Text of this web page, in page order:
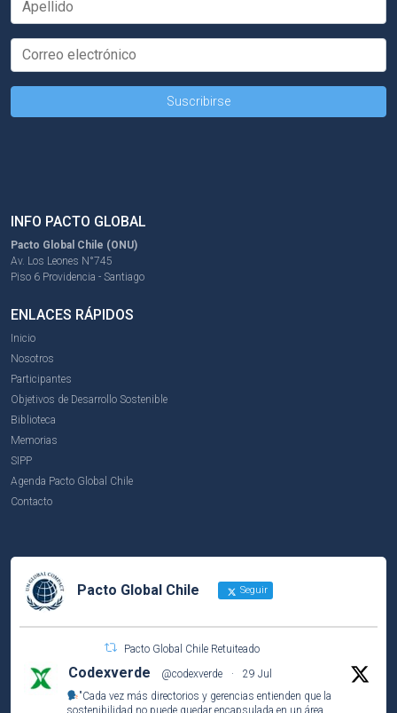
INFO PACTO GLOBAL
Pacto Global Chile (ONU)
Av. Los Leones N°745
Piso 6 Providencia - Santiago
ENLACES RÁPIDOS
Inicio
Nosotros
Participantes
Objetivos de Desarrollo Sostenible
Biblioteca
Memorias
SIPP
Agenda Pacto Global Chile
Contacto
Pacto Global Chile Seguir
Pacto Global Chile Retuiteado
Codexverde @codexverde ·
29 Jul
"Cada vez más directorios y gerencias entienden que la
sostenibilidad no puede quedar encapsulada en un área